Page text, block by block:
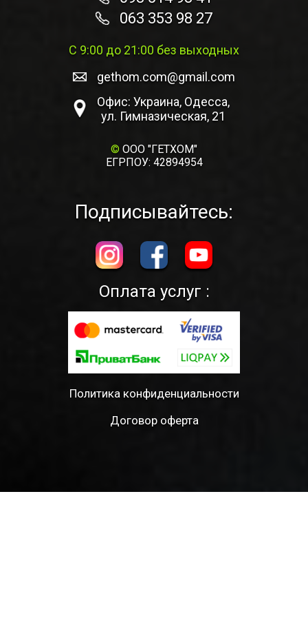
063 353 98 27
С 9:00 до 21:00 без выходных
gethom.com@gmail.com
Офис: Украина, Одесса,
ул. Гимназическая, 21
© ООО "ГЕТХОМ"
ЕГРПОУ: 42894954
Подписывайтесь:
Оплата услуг :
Политика конфиденциальности
Договор оферта